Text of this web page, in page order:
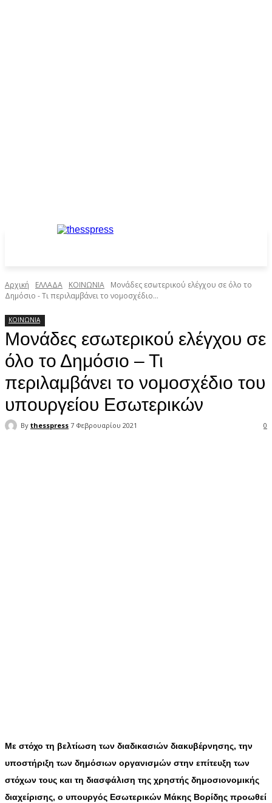
Αρχική ΕΛΛΑΔΑ ΚΟΙΝΩΝΙΑ
Μονάδες εσωτερικού ελέγχου σε όλο το
Δημόσιο - Τι περιλαμβάνει το νομοσχέδιο...
ΚΟΙΝΩΝΙΑ
Μονάδες εσωτερικού ελέγχου σε
όλο το Δημόσιο – Τι
περιλαμβάνει το νομοσχέδιο του
υπουργείου Εσωτερικών
By thesspress 7 Φεβρουαρίου 2021 0
Με στόχο τη βελτίωση των διαδικασιών διακυβέρνησης, την
υποστήριξη των δημόσιων οργανισμών στην επίτευξη των
στόχων τους και τη διασφάλιση της χρηστής δημοσιονομικής
διαχείρισης, ο υπουργός Εσωτερικών Μάκης Βορίδης προωθεί